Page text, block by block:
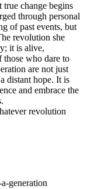
true change begins
through personal
of past events, but
revolution she
it is alive,
those who dare to
are not just
distant hope. It is
and embrace the
revolution
generation